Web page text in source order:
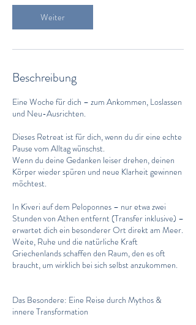
.
.
2
Weiter
Beschreibung
Eine Woche für dich – zum Ankommen, Loslassen
und Neu-Ausrichten.
Dieses Retreat ist für dich, wenn du dir eine echte
Pause vom Alltag wünschst.
Wenn du deine Gedanken leiser drehen, deinen
Körper wieder spüren und neue Klarheit gewinnen
möchtest.
In Kiveri auf dem Peloponnes – nur etwa zwei
Stunden von Athen entfernt (Transfer inklusive) –
erwartet dich ein besonderer Ort direkt am Meer.
Weite, Ruhe und die natürliche Kraft
Griechenlands schaffen den Raum, den es oft
braucht, um wirklich bei sich selbst anzukommen.
Das Besondere: Eine Reise durch Mythos &
innere Transformation